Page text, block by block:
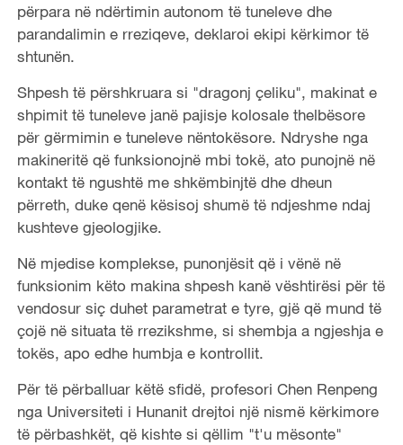
përpara në ndërtimin autonom të tuneleve dhe
parandalimin e rreziqeve, deklaroi ekipi kërkimor të
shtunën.
Shpesh të përshkruara si "dragonj çeliku", makinat e
shpimit të tuneleve janë pajisje kolosale thelbësore
për gërmimin e tuneleve nëntokësore. Ndryshe nga
makineritë që funksionojnë mbi tokë, ato punojnë në
kontakt të ngushtë me shkëmbinjtë dhe dheun
përreth, duke qenë kësisoj shumë të ndjeshme ndaj
kushteve gjeologjike.
Në mjedise komplekse, punonjësit që i vënë në
funksionim këto makina shpesh kanë vështirësi për të
vendosur siç duhet parametrat e tyre, gjë që mund të
çojë në situata të rrezikshme, si shembja a ngjeshja e
tokës, apo edhe humbja e kontrollit.
Për të përballuar këtë sfidë, profesori Chen Renpeng
nga Universiteti i Hunanit drejtoi një nismë kërkimore
të përbashkët, që kishte si qëllim "t'u mësonte"